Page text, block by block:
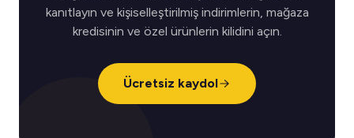
kanıtlayın ve kişiselleştirilmiş indirimlerin, mağaza
kredisinin ve özel ürünlerin kilidini açın.
Ücretsiz kaydol